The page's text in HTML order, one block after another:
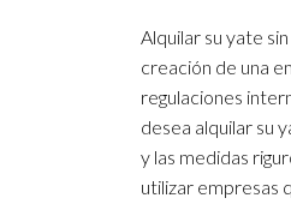
Alquilar su yate
creación de una
regulaciones
desea alquilar su
y las medidas
utilizar empresas